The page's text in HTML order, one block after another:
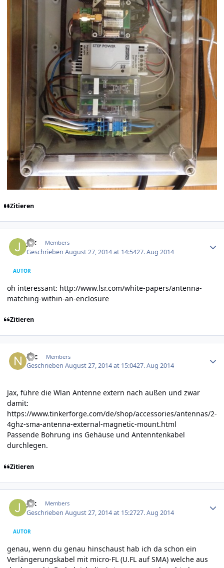
Zitieren
jax Members
GeschriebenAugust 27, 2014 at 14:5427. Aug 2014
AUTOR
oh interessant: http://www.lsr.com/white-papers/antenna-
matching-within-an-enclosure
Zitieren
Nic Members
GeschriebenAugust 27, 2014 at 15:0427. Aug 2014
Jax, führe die Wlan Antenne extern nach außen und zwar
damit:
https://www.tinkerforge.com/de/shop/accessories/antennas/2-
4ghz-sma-antenna-external-magnetic-mount.html
Passende Bohrung ins Gehäuse und Antenntenkabel
durchlegen.
Zitieren
jax Members
GeschriebenAugust 27, 2014 at 15:2727. Aug 2014
AUTOR
genau, wenn du genau hinschaust hab ich da schon ein
Verlängerungskabel mit micro-FL (U.FL auf SMA) welche aus